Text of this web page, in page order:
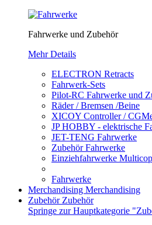
Fahrwerke und Zubehör
Mehr Details
ELECTRON Retracts
Fahrwerk-Sets
Pilot-RC Fahrwerke und
Räder / Bremsen /Beine
XICOY Controller /
JP HOBBY - elektrische
JET-TENG Fahrwerke
Zubehör Fahrwerke
Einziehfahrwerke
Fahrwerke
Merchandising Merchandising
Zubehör Zubehör
Springe zur Hauptkategorie